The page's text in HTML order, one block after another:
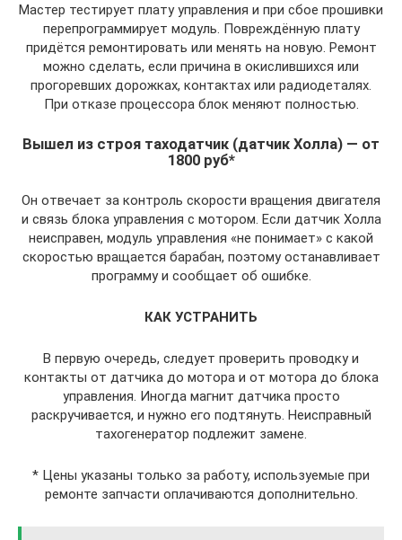
Мастер тестирует плату управления и при сбое прошивки
перепрограммирует модуль. Повреждённую плату
придётся ремонтировать или менять на новую. Ремонт
можно сделать, если причина в окислившихся или
прогоревших дорожках, контактах или радиодеталях.
При отказе процессора блок меняют полностью.
Вышел из строя таходатчик (датчик Холла) — от
1800 руб*
Он отвечает за контроль скорости вращения двигателя
и связь блока управления с мотором. Если датчик Холла
неисправен, модуль управления «не понимает» с какой
скоростью вращается барабан, поэтому останавливает
программу и сообщает об ошибке.
КАК УСТРАНИТЬ
В первую очередь, следует проверить проводку и
контакты от датчика до мотора и от мотора до блока
управления. Иногда магнит датчика просто
раскручивается, и нужно его подтянуть. Неисправный
тахогенератор подлежит замене.
* Цены указаны только за работу, используемые при
ремонте запчасти оплачиваются дополнительно.